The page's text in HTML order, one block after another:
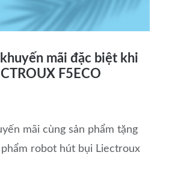
mãi đặc biệt khi
F5ECO
mãi cùng sản phẩm tặng
phẩm robot hút bụi Liectroux